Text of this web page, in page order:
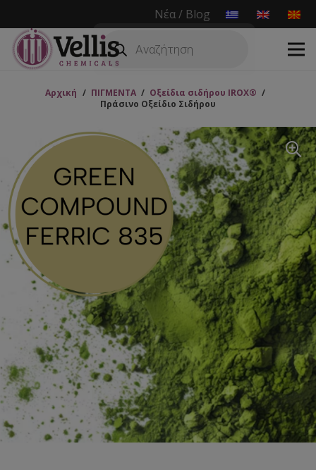
Νέα / Blog
Products
search
Αρχική / ΠΙΓΜΕΝΤΑ / Οξείδια σιδήρου IROX® /
Πράσινο Οξείδιο Σιδήρου